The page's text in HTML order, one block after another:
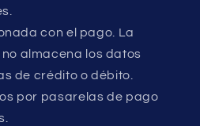
con el pago. La
almacena los datos
de crédito o débito.
por pasarelas de pago